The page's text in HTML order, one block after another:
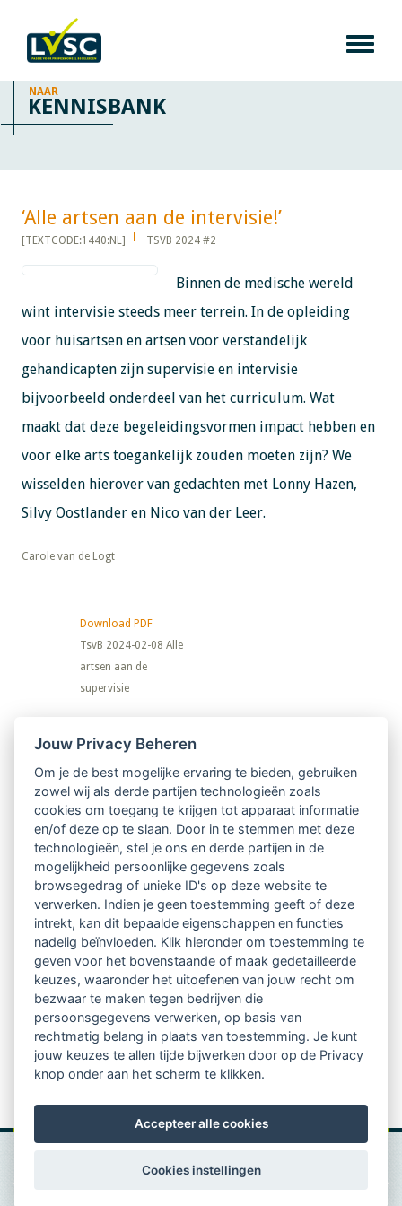
NAAR
KENNISBANK
‘Alle artsen aan de intervisie!’​​​​​​
[TEXTCODE:1440:NL] TSVB 2024 #2
Binnen de medische wereld
wint intervisie steeds meer terrein. In de opleiding
voor huisartsen en artsen voor verstandelijk
gehandicapten zijn supervisie en intervisie
bijvoorbeeld onderdeel van het curriculum. Wat
maakt dat deze begeleidingsvormen impact hebben en
voor elke arts toegankelijk zouden moeten zijn? We
wisselden hierover van gedachten met Lonny Hazen,
Silvy Oostlander en Nico van der Leer.
​​​​​​​Carole van de Logt
Download PDF
TsvB 2024-02-08 Alle
artsen aan de
supervisie
Nieuwsbrief
Ontvang 10 x per jaar de LVSC-
relatienieuwsbrief met o.a.:
vrij toegankelijke TsvB-artikelen
nieuws op het vlak van professioneel
begeleiden
informatie over LVSC-activiteiten
Aanmelden nieuwsbrief
Jouw Privacy Beheren
Om je de best mogelijke ervaring te bieden, gebruiken
zowel wij als derde partijen technologieën zoals
cookies om toegang te krijgen tot apparaat informatie
en/of deze op te slaan. Door in te stemmen met deze
technologieën, stel je ons en derde partijen in de
mogelijkheid persoonlijke gegevens zoals
browsegedrag of unieke ID's op deze website te
verwerken. Indien je geen toestemming geeft of deze
intrekt, kan dit bepaalde eigenschappen en functies
nadelig beïnvloeden. Klik hieronder om toestemming te
geven voor het bovenstaande of maak gedetailleerde
keuzes, waaronder het uitoefenen van jouw recht om
bezwaar te maken tegen bedrijven die
persoonsgegevens verwerken, op basis van
rechtmatig belang in plaats van toestemming. Je kunt
jouw keuzes te allen tijde bijwerken door op de Privacy
knop onder aan het scherm te klikken.
Accepteer alle cookies
Cookies instellingen